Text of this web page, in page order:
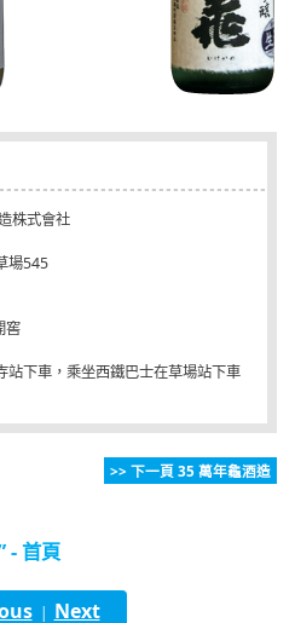
株式會社
場545
窖
站下車，乘坐西鐵巴士在草場站下車
>> 下一頁 35 萬年龜酒造
- 首頁
| Next